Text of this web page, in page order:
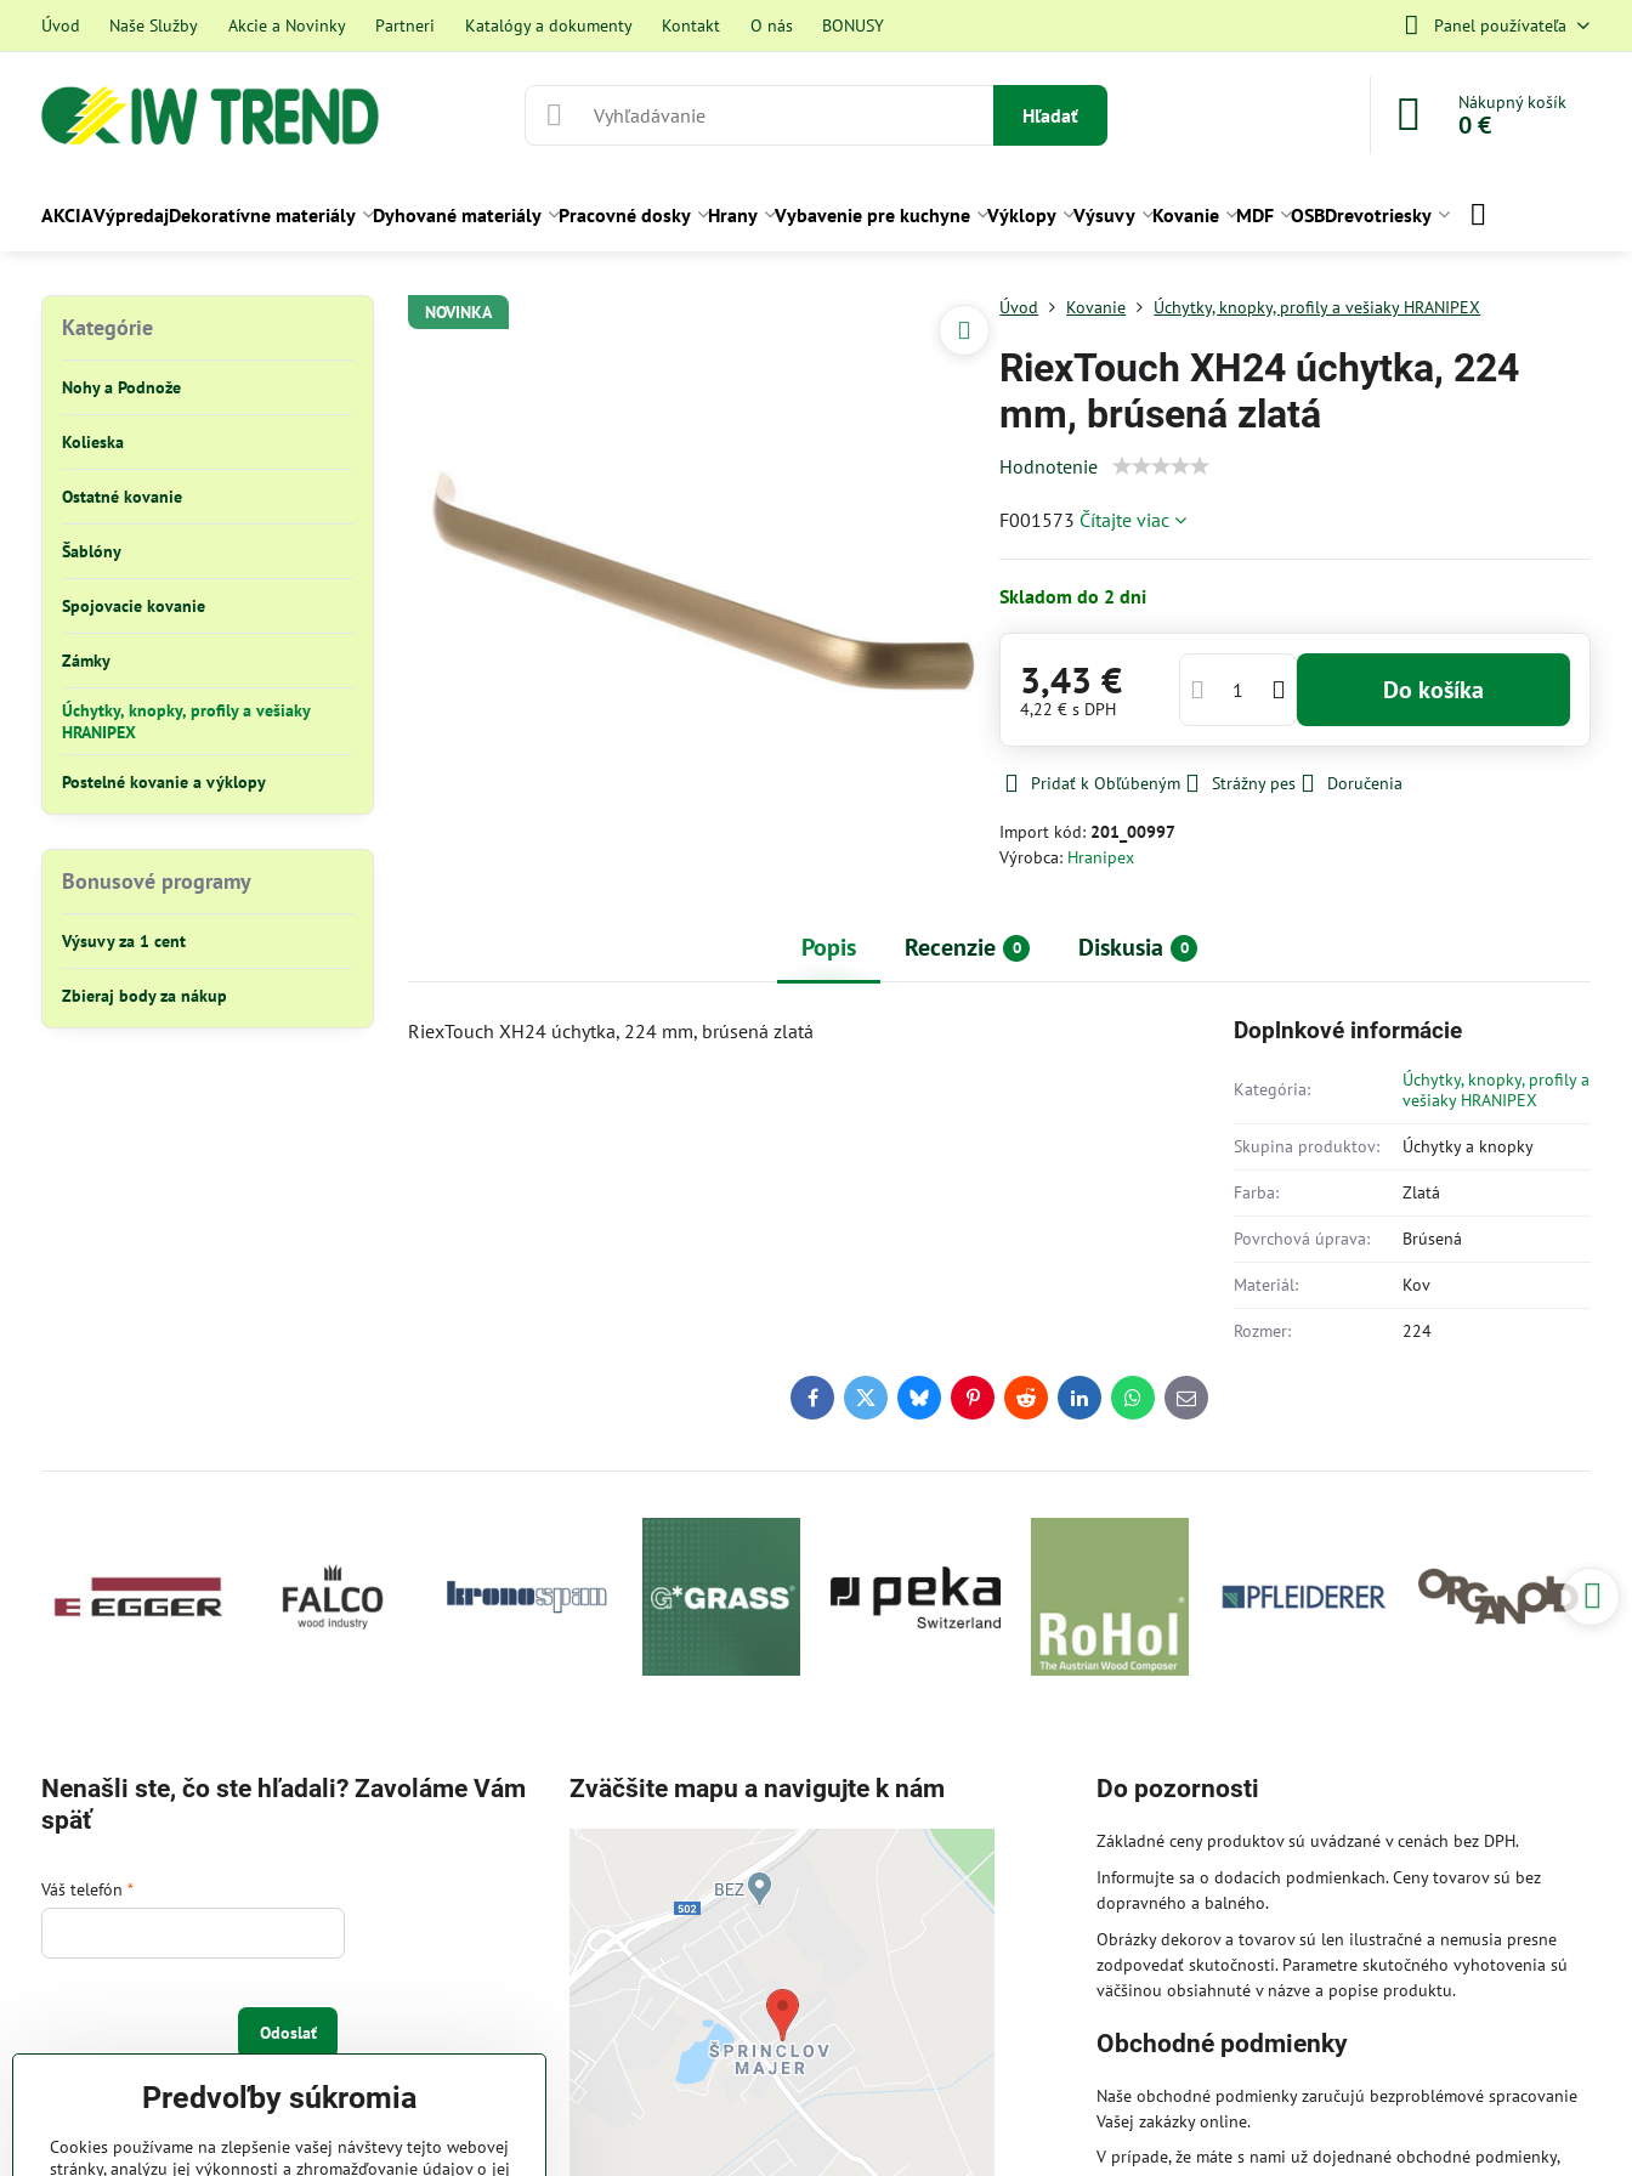
Úvod Naše Služby Akcie a Novinky Partneri Katalógy a dokumenty Kontakt O nás BONUSY Panel používateľa
Hľadať
Nákupný košík
0 €
AKCIAVýpredajDekoratívne materiály Dyhované materiály Pracovné dosky Hrany Vybavenie pre kuchyne Výklopy Výsuvy Kovanie MDF OSBDrevotriesky
NOVINKA Úvod Kovanie Úchytky, knopky, profily a vešiaky HRANIPEX
RiexTouch XH24 úchytka, 224
mm, brúsená zlatá
Hodnotenie
F001573 Čítajte viac
Skladom do 2 dni
3,43 €
4,22 €s DPH
Do košíka
Pridať k Obľúbeným Strážny pes Doručenia
Import kód: 201_00997
Výrobca: Hranipex
Popis Recenzie 0 Diskusia 0
RiexTouch XH24 úchytka, 224 mm, brúsená zlatá Doplnkové informácie
Kategória:
Úchytky, knopky, profily a
vešiaky HRANIPEX
Skupina produktov: Úchytky a knopky
Farba: Zlatá
Povrchová úprava: Brúsená
Materiál: Kov
Rozmer: 224
FacebookTwitterBlueskyPinterestRedditLinkedInWhatsApp
E-
mail
Kategórie
Nohy a Podnože
Kolieska
Ostatné kovanie
Šablóny
Spojovacie kovanie
Zámky
Úchytky, knopky, profily a vešiaky
HRANIPEX
Postelné kovanie a výklopy
Bonusové programy
Výsuvy za 1 cent
Zbieraj body za nákup
Nenašli ste, čo ste hľadali? Zavoláme Vám
späť
Váš telefón *
Odoslať
IW Trend s.r.o.
Pri Majeri 6
Zväčšite mapu a navigujte k nám
Externý obsah je blokovaný
Prajete si načítať externý obsah?
Povoliť tentokrát
Povoliť a zapamätať - súhlas s druhom
cookie: Funkčné
Do pozornosti
Základné ceny produktov sú uvádzané v cenách bez DPH.
Informujte sa o dodacích podmienkach. Ceny tovarov sú bez
dopravného a balného.
Obrázky dekorov a tovarov sú len ilustračné a nemusia presne
zodpovedať skutočnosti. Parametre skutočného vyhotovenia sú
väčšinou obsiahnuté v názve a popise produktu.
Obchodné podmienky
Naše obchodné podmienky zaručujú bezproblémové spracovanie
Vašej zakázky online.
V prípade, že máte s nami už dojednané obchodné podmienky,
Predvoľby súkromia
Cookies používame na zlepšenie vašej návštevy tejto webovej
stránky, analýzu jej výkonnosti a zhromažďovanie údajov o jej